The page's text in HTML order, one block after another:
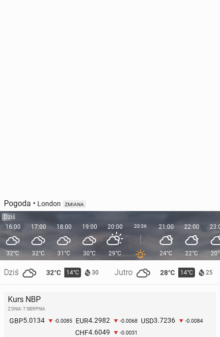
Pogoda • London ZMIANA
Dziś
16:00
32°C
Dziś 32°C 14°C 30 Jutro 28°C 14°C 25
17:00
32°C
18:00
31°C
19:00
30°C
20:00
29°C
20:36 21:00
24°C
22:00
22°C
Kurs NBP
Z DNIA: 7 SIERPNIA
GBP5.0134 -0.0085 EUR4.2982 -0.0068 USD3.7236 -0.0084
CHF4.6049 -0.0031